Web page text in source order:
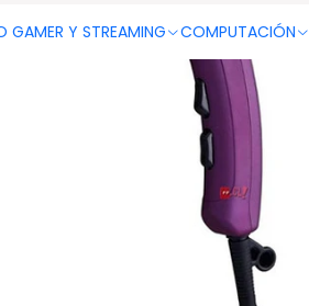
GAMER Y STREAMING COMPUTACIÓN